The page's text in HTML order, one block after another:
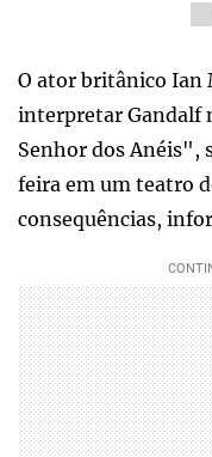
O ator britânico Ian
interpretar Gandalf
Senhor dos Anéis",
feira em um teatro
consequências,